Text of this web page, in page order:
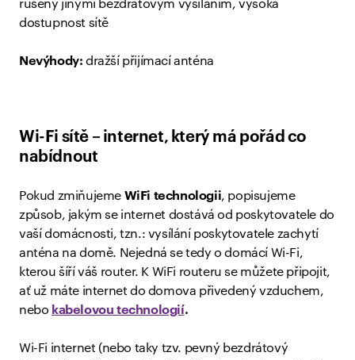
rušeny jinými bezdrátovým vysíláním, vysoká
dostupnost sítě
Nevýhody: dražší přijímací anténa
Wi-Fi sítě – internet, který má pořád co
nabídnout
Pokud zmiňujeme WiFi technologii, popisujeme
způsob, jakým se internet dostává od poskytovatele do
vaší domácnosti, tzn.: vysílání poskytovatele zachytí
anténa na domě. Nejedná se tedy o domácí Wi-Fi,
kterou šíří váš router. K WiFi routeru se můžete připojit,
ať už máte internet do domova přivedený vzduchem,
nebo kabelovou technologií.
Wi-Fi internet (nebo taky tzv. pevný bezdrátový